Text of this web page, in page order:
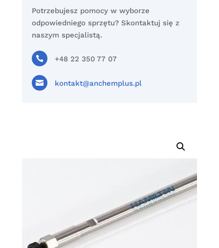
Potrzebujesz pomocy w wyborze
odpowiedniego sprzętu? Skontaktuj się z
naszym specjalistą.
 +48 22 350 77 07
 kontakt@anchemplus.pl